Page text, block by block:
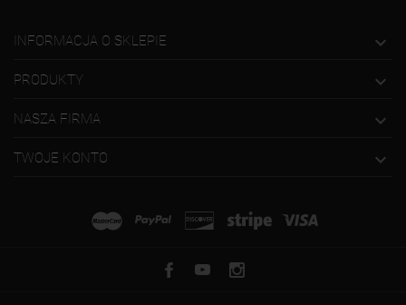
INFORMACJA O SKLEPIE 
PRODUKTY 
NASZA FIRMA 
TWOJE KONTO 